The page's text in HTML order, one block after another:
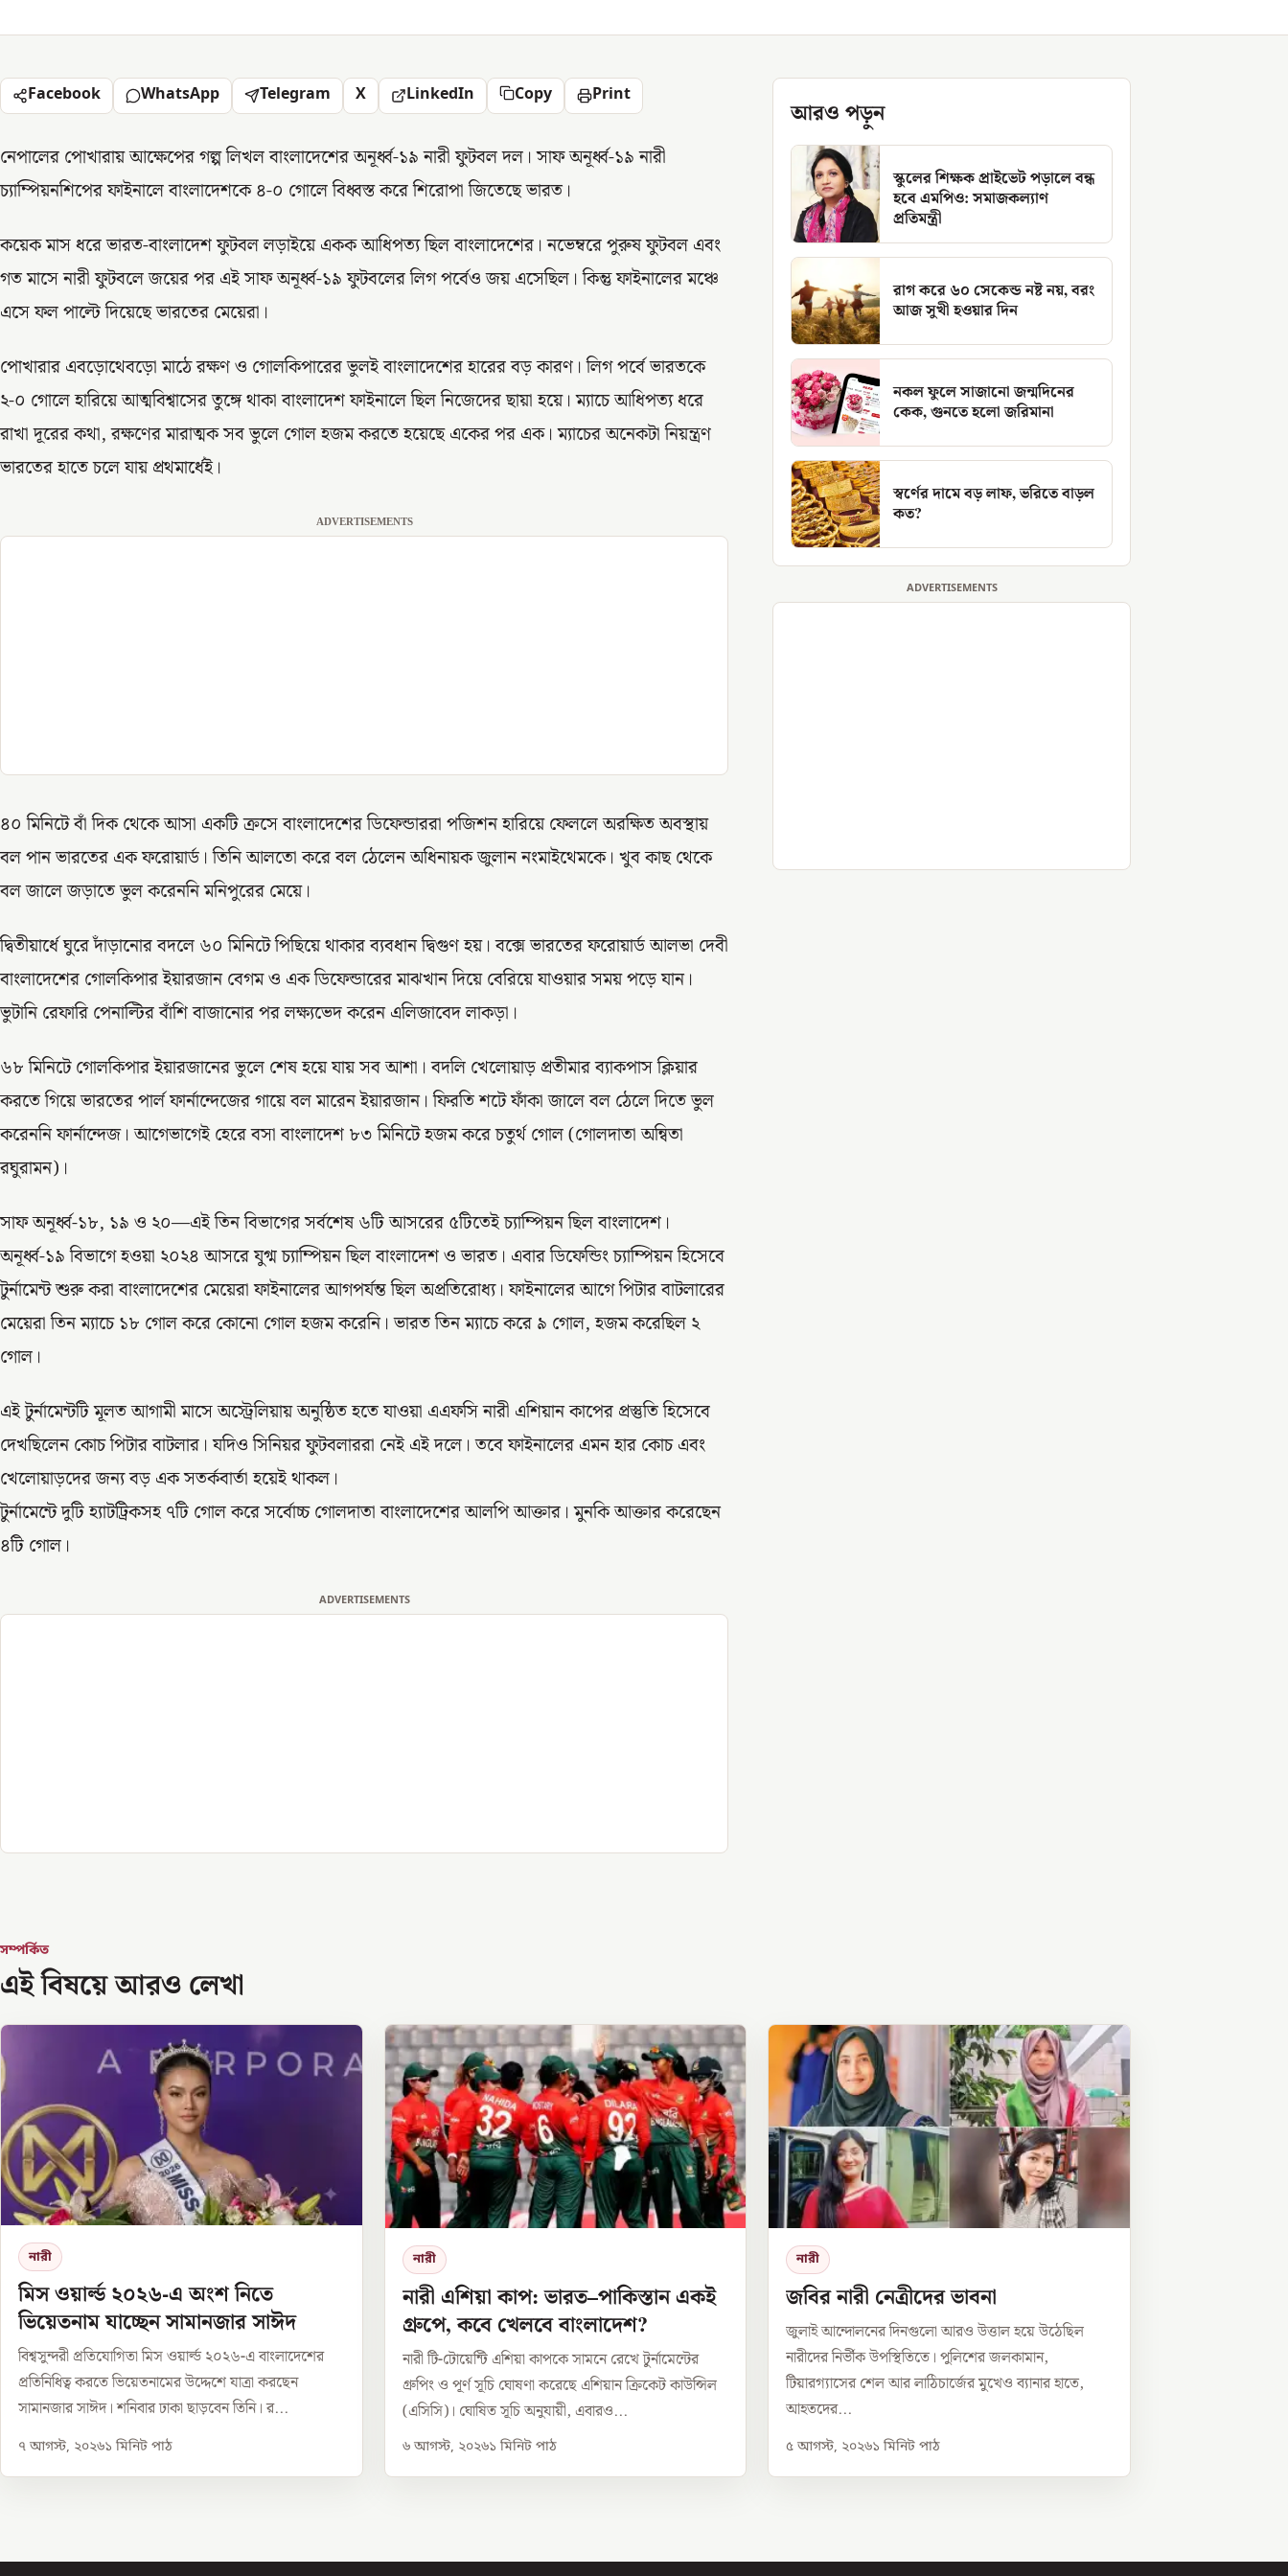
Facebook WhatsApp Telegram X LinkedIn Copy Print
নেপালের পোখারায় আক্ষেপের গল্প লিখল বাংলাদেশের অনূর্ধ্ব-১৯ নারী ফুটবল দল। সাফ অনূর্ধ্ব-১৯ নারী
চ্যাম্পিয়নশিপের ফাইনালে বাংলাদেশকে ৪-০ গোলে বিধ্বস্ত করে শিরোপা জিতেছে ভারত।
কয়েক মাস ধরে ভারত-বাংলাদেশ ফুটবল লড়াইয়ে একক আধিপত্য ছিল বাংলাদেশের। নভেম্বরে পুরুষ ফুটবল এবং
গত মাসে নারী ফুটবলে জয়ের পর এই সাফ অনূর্ধ্ব-১৯ ফুটবলের লিগ পর্বেও জয় এসেছিল। কিন্তু ফাইনালের মঞ্চে
এসে ফল পাল্টে দিয়েছে ভারতের মেয়েরা।
পোখারার এবড়োথেবড়ো মাঠে রক্ষণ ও গোলকিপারের ভুলই বাংলাদেশের হারের বড় কারণ। লিগ পর্বে ভারতকে
২-০ গোলে হারিয়ে আত্মবিশ্বাসের তুঙ্গে থাকা বাংলাদেশ ফাইনালে ছিল নিজেদের ছায়া হয়ে। ম্যাচে আধিপত্য ধরে
রাখা দূরের কথা, রক্ষণের মারাত্মক সব ভুলে গোল হজম করতে হয়েছে একের পর এক। ম্যাচের অনেকটা নিয়ন্ত্রণ
ভারতের হাতে চলে যায় প্রথমার্ধেই।
ADVERTISEMENTS
৪০ মিনিটে বাঁ দিক থেকে আসা একটি ক্রসে বাংলাদেশের ডিফেন্ডাররা পজিশন হারিয়ে ফেললে অরক্ষিত অবস্থায়
বল পান ভারতের এক ফরোয়ার্ড। তিনি আলতো করে বল ঠেলেন অধিনায়ক জুলান নংমাইথেমকে। খুব কাছ থেকে
বল জালে জড়াতে ভুল করেননি মনিপুরের মেয়ে।
দ্বিতীয়ার্ধে ঘুরে দাঁড়ানোর বদলে ৬০ মিনিটে পিছিয়ে থাকার ব্যবধান দ্বিগুণ হয়। বক্সে ভারতের ফরোয়ার্ড আলভা দেবী
বাংলাদেশের গোলকিপার ইয়ারজান বেগম ও এক ডিফেন্ডারের মাঝখান দিয়ে বেরিয়ে যাওয়ার সময় পড়ে যান।
ভুটানি রেফারি পেনাল্টির বাঁশি বাজানোর পর লক্ষ্যভেদ করেন এলিজাবেদ লাকড়া।
৬৮ মিনিটে গোলকিপার ইয়ারজানের ভুলে শেষ হয়ে যায় সব আশা। বদলি খেলোয়াড় প্রতীমার ব্যাকপাস ক্লিয়ার
করতে গিয়ে ভারতের পার্ল ফার্নান্দেজের গায়ে বল মারেন ইয়ারজান। ফিরতি শটে ফাঁকা জালে বল ঠেলে দিতে ভুল
করেননি ফার্নান্দেজ। আগেভাগেই হেরে বসা বাংলাদেশ ৮৩ মিনিটে হজম করে চতুর্থ গোল (গোলদাতা অন্বিতা
রঘুরামন)।
সাফ অনূর্ধ্ব-১৮, ১৯ ও ২০—এই তিন বিভাগের সর্বশেষ ৬টি আসরের ৫টিতেই চ্যাম্পিয়ন ছিল বাংলাদেশ।
অনূর্ধ্ব-১৯ বিভাগে হওয়া ২০২৪ আসরে যুগ্ম চ্যাম্পিয়ন ছিল বাংলাদেশ ও ভারত। এবার ডিফেন্ডিং চ্যাম্পিয়ন হিসেবে
টুর্নামেন্ট শুরু করা বাংলাদেশের মেয়েরা ফাইনালের আগপর্যন্ত ছিল অপ্রতিরোধ্য। ফাইনালের আগে পিটার বাটলারের
মেয়েরা তিন ম্যাচে ১৮ গোল করে কোনো গোল হজম করেনি। ভারত তিন ম্যাচে করে ৯ গোল, হজম করেছিল ২
গোল।
এই টুর্নামেন্টটি মূলত আগামী মাসে অস্ট্রেলিয়ায় অনুষ্ঠিত হতে যাওয়া এএফসি নারী এশিয়ান কাপের প্রস্তুতি হিসেবে
দেখছিলেন কোচ পিটার বাটলার। যদিও সিনিয়র ফুটবলাররা নেই এই দলে। তবে ফাইনালের এমন হার কোচ এবং
খেলোয়াড়দের জন্য বড় এক সতর্কবার্তা হয়েই থাকল।
টুর্নামেন্টে দুটি হ্যাটট্রিকসহ ৭টি গোল করে সর্বোচ্চ গোলদাতা বাংলাদেশের আলপি আক্তার। মুনকি আক্তার করেছেন
৪টি গোল।
ADVERTISEMENTS
আরও পড়ুন
স্কুলের শিক্ষক প্রাইভেট পড়ালে বন্ধ
হবে এমপিও: সমাজকল্যাণ
প্রতিমন্ত্রী
রাগ করে ৬০ সেকেন্ড নষ্ট নয়, বরং
আজ সুখী হওয়ার দিন
নকল ফুলে সাজানো জন্মদিনের
কেক, গুনতে হলো জরিমানা
স্বর্ণের দামে বড় লাফ, ভরিতে বাড়ল
কত?
ADVERTISEMENTS
সম্পর্কিত
এই বিষয়ে আরও লেখা
নারী
মিস ওয়ার্ল্ড ২০২৬-এ অংশ নিতে
ভিয়েতনাম যাচ্ছেন সামানজার সাঈদ
বিশ্বসুন্দরী প্রতিযোগিতা মিস ওয়ার্ল্ড ২০২৬-এ বাংলাদেশের
প্রতিনিধিত্ব করতে ভিয়েতনামের উদ্দেশে যাত্রা করছেন
সামানজার সাঈদ। শনিবার ঢাকা ছাড়বেন তিনি। র...
৭ আগস্ট, ২০২৬১ মিনিট পাঠ
নারী
নারী এশিয়া কাপ: ভারত–পাকিস্তান একই
গ্রুপে, কবে খেলবে বাংলাদেশ?
নারী টি-টোয়েন্টি এশিয়া কাপকে সামনে রেখে টুর্নামেন্টের
গ্রুপিং ও পূর্ণ সূচি ঘোষণা করেছে এশিয়ান ক্রিকেট কাউন্সিল
(এসিসি)। ঘোষিত সূচি অনুযায়ী, এবারও...
৬ আগস্ট, ২০২৬১ মিনিট পাঠ
নারী
জবির নারী নেত্রীদের ভাবনা
জুলাই আন্দোলনের দিনগুলো আরও উত্তাল হয়ে উঠেছিল
নারীদের নির্ভীক উপস্থিতিতে। পুলিশের জলকামান,
টিয়ারগ্যাসের শেল আর লাঠিচার্জের মুখেও ব্যানার হাতে,
আহতদের...
৫ আগস্ট, ২০২৬১ মিনিট পাঠ